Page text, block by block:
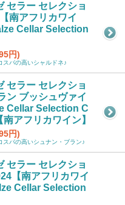
セラー セレクショ
南アフリカワイ
Cellar Selection
円)
スパの高いシャルドネ♪
セラー セレクショ
ン ブッシュヴァイ
Cellar Selection C
アフリカワイン】
円)
スパの高いシュナン・ブラン♪
セラー セレクショ
【南アフリカワイ
Cellar Selection